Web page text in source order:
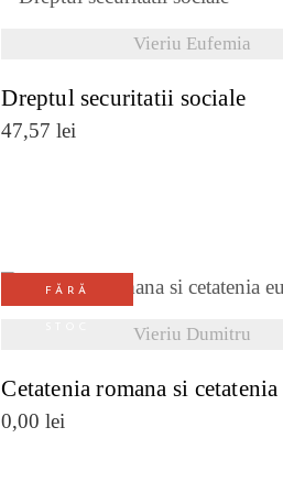
Vieriu Eufemia
Dreptul securitatii sociale
47,57lei
FĂRĂ
Vieriu Dumitru
VEZI DETALII
Cetatenia romana si
0,00lei